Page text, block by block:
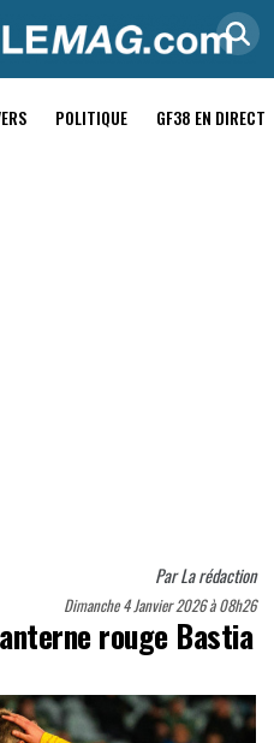
POLITIQUE GF38 EN DIRECT
ParLa rédaction
Dimanche 4 Janvier 2026 à 08h26
rouge Bastia